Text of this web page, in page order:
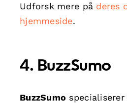
Udforsk mere på deres
hjemmeside.
4. BuzzSumo
BuzzSumo specialiserer